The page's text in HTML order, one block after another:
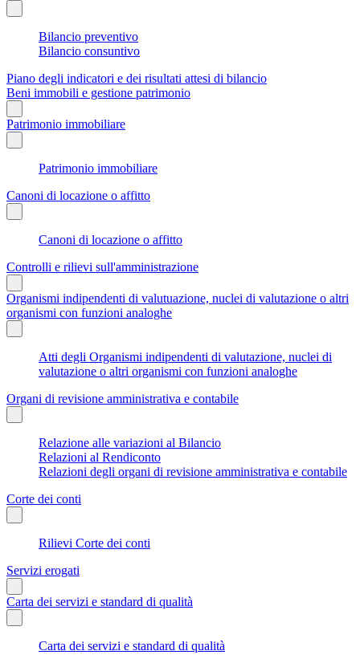
Bilancio preventivo
Bilancio consuntivo
Piano degli indicatori e dei risultati attesi di bilancio
Beni immobili e gestione patrimonio
Patrimonio immobiliare
Patrimonio immobiliare
Canoni di locazione o affitto
Canoni di locazione o affitto
Controlli e rilievi sull'amministrazione
Organismi indipendenti di valutuazione, nuclei di valutazione o altri
organismi con funzioni analoghe
Atti degli Organismi indipendenti di valutazione, nuclei di
valutazione o altri organismi con funzioni analoghe
Organi di revisione amministrativa e contabile
Relazione alle variazioni al Bilancio
Relazioni al Rendiconto
Relazioni degli organi di revisione amministrativa e contabile
Corte dei conti
Rilievi Corte dei conti
Servizi erogati
Carta dei servizi e standard di qualità
Carta dei servizi e standard di qualità